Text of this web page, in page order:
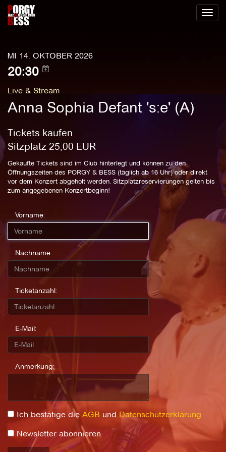
Toggle
MI 14. OKTOBER 2026
20:30
Live & Stream
Anna Sophia Defant 's:e' (A)
Tickets kaufen
Sitzplatz 25,00 EUR
Gekaufte Tickets sind im Club hinterlegt und können zu den
Öffnungszeiten des PORGY & BESS (täglich ab 16 Uhr) oder direkt
vor dem Konzert abgeholt werden. Sitzplatzreservierungen gelten bis
zum angegebenen Konzertbeginn!
Vorname:
Nachname:
Ticketanzahl:
E-Mail:
Anmerkung:
Ich bestätige die AGB und Datenschutzerklärung
Newsletter abonnieren